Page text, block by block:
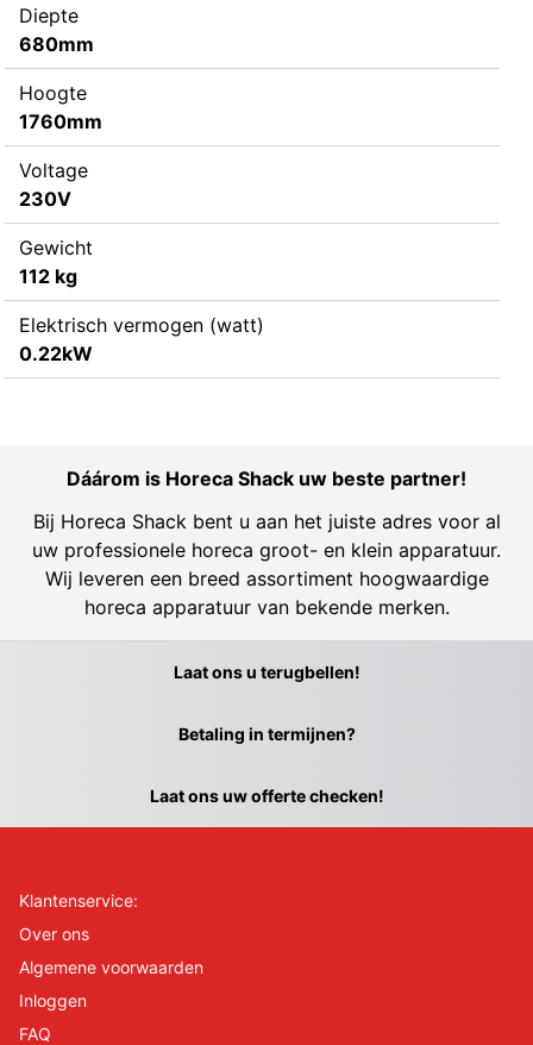
Diepte
680mm
Hoogte
1760mm
Voltage
230V
Gewicht
112 kg
Elektrisch vermogen (watt)
0.22kW
Dáárom is Horeca Shack uw beste partner!
Bij Horeca Shack bent u aan het juiste adres voor al
uw professionele horeca groot- en klein apparatuur.
Wij leveren een breed assortiment hoogwaardige
horeca apparatuur van bekende merken.
Laat ons u terugbellen!
Betaling in termijnen?
Laat ons uw offerte checken!
Klantenservice:
Over ons
Algemene voorwaarden
Inloggen
FAQ